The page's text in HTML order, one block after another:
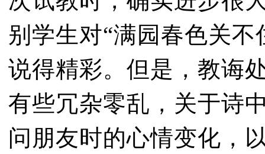
别学生对“满园春色关
说得精彩。但是，教诲
有些冗杂零乱，关于诗
问朋友时的心情变化，